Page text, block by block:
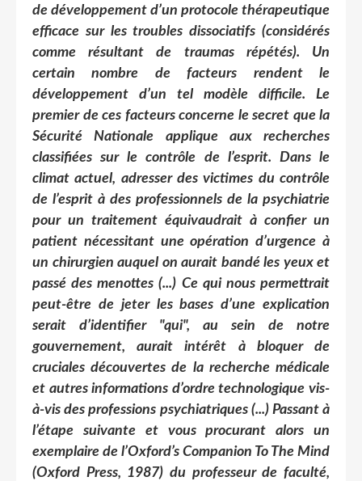
de développement d’un protocole thérapeutique
efficace sur les troubles dissociatifs (considérés
comme résultant de traumas répétés). Un
certain nombre de facteurs rendent le
développement d’un tel modèle difficile. Le
premier de ces facteurs concerne le secret que la
Sécurité Nationale applique aux recherches
classifiées sur le contrôle de l’esprit. Dans le
climat actuel, adresser des victimes du contrôle
de l’esprit à des professionnels de la psychiatrie
pour un traitement équivaudrait à confier un
patient nécessitant une opération d’urgence à
un chirurgien auquel on aurait bandé les yeux et
passé des menottes (...) Ce qui nous permettrait
peut-être de jeter les bases d’une explication
serait d’identifier "qui", au sein de notre
gouvernement, aurait intérêt à bloquer de
cruciales découvertes de la recherche médicale
et autres informations d’ordre technologique vis-
à-vis des professions psychiatriques (...) Passant à
l’étape suivante et vous procurant alors un
exemplaire de l’Oxford’s Companion To The Mind
(Oxford Press, 1987) du professeur de faculté,